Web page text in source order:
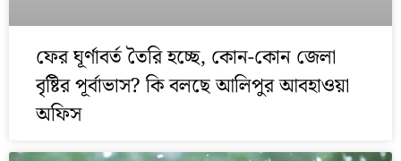
ফের ঘূর্ণাবর্ত তৈরি হচ্ছে, কোন-কোন জেলা
বৃষ্টির পূর্বাভাস? কি বলছে আলিপুর আবহাওয়া
অফিস